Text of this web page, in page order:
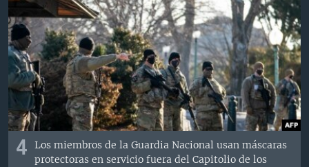
4
Los miembros de la Guardia Nacional usan máscaras
protectoras en servicio fuera del Capitolio de los